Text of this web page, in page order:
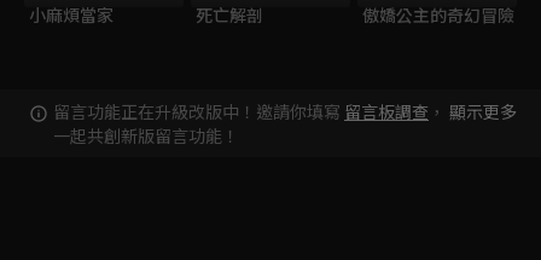
小麻煩當家 死亡解剖 傲嬌公主的奇幻冒險
留言功能正在升級改版中！邀請你填寫 留言板調查 ，
一起共創新版留言功能！
顯示更多